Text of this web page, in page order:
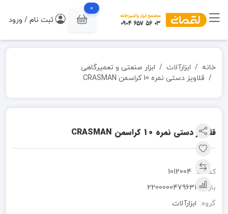
0
ثبت نام / ورود
خانه ابزارآلات
ابزار صنعتی و تعمیرگاهی
قلاویز دستی نمره 10 کراسمن CRASMAN
قلاویز دستی نمره 10 کراسمن CRASMAN
کد کالا: 1012004
بارکد: 2200000479631
گروه: ابزارآلات